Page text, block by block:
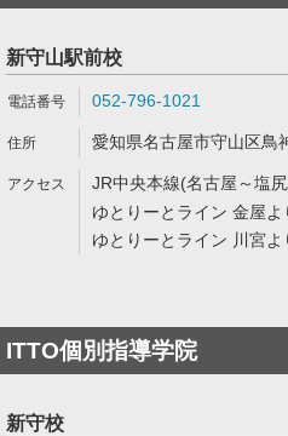
新守山駅前校
052-796-1021
愛知県名古屋市守山区鳥
JR中央本線(名古屋～塩
ゆとりーとライン 金屋
ゆとりーとライン 川宮
ITTO個別指導学院
新守校